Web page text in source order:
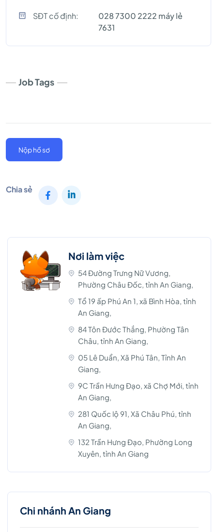
SĐT cố định:
028 7300 2222 máy lẻ
7631
Job Tags
Nộp hồ sơ
Chia sẻ
Nơi làm việc
54 Đường Trưng Nữ Vương,
Phường Châu Đốc, tỉnh An Giang,
Tổ 19 ấp Phú An 1, xã Bình Hòa, tỉnh
An Giang,
84 Tôn Đước Thắng, Phường Tân
Châu, tỉnh An Giang,
05 Lê Duẩn, Xã Phú Tân, Tỉnh An
Giang,
9C Trần Hưng Đạo, xã Chợ Mới, tỉnh
An Giang,
281 Quốc lộ 91, Xã Châu Phú, tỉnh
An Giang,
132 Trần Hưng Đạo, Phường Long
Xuyên, tỉnh An Giang
Chi nhánh An Giang